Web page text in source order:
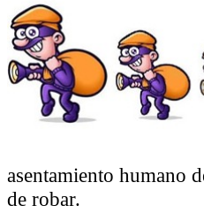
asentamiento humano
de robar.